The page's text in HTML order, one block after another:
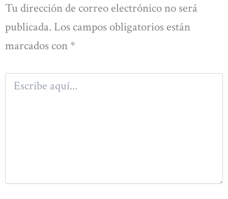
Tu dirección de correo electrónico no será
publicada. Los campos obligatorios están
marcados con *
Escribe
aquí...